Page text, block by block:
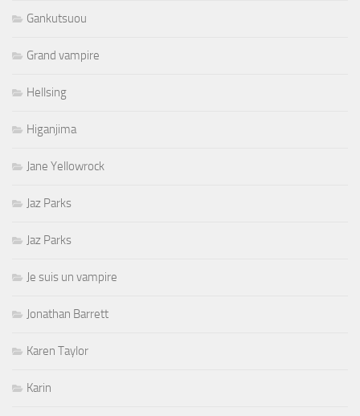
Gankutsuou
Grand vampire
Hellsing
Higanjima
Jane Yellowrock
Jaz Parks
Jaz Parks
Je suis un vampire
Jonathan Barrett
Karen Taylor
Karin